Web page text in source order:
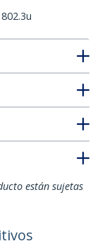
están sujetas